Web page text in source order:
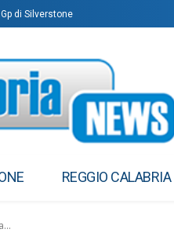
di Silverstone
REGGIO CALABRIA